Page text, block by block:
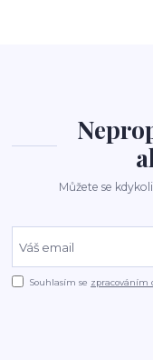
Můžete se
Souhlasím se zpracováním